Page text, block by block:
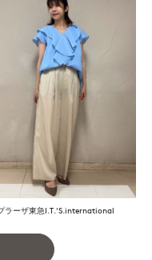
ラーザ東急I.T.'S.international